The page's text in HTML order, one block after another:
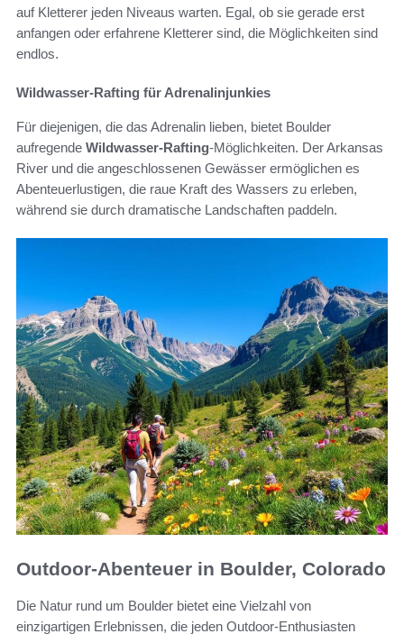
auf Kletterer jeden Niveaus warten. Egal, ob sie gerade erst
anfangen oder erfahrene Kletterer sind, die Möglichkeiten sind
endlos.
Wildwasser-Rafting für Adrenalinjunkies
Für diejenigen, die das Adrenalin lieben, bietet Boulder
aufregende Wildwasser-Rafting-Möglichkeiten. Der Arkansas
River und die angeschlossenen Gewässer ermöglichen es
Abenteuerlustigen, die raue Kraft des Wassers zu erleben,
während sie durch dramatische Landschaften paddeln.
Outdoor-Abenteuer in Boulder, Colorado
Die Natur rund um Boulder bietet eine Vielzahl von
einzigartigen Erlebnissen, die jeden Outdoor-Enthusiasten